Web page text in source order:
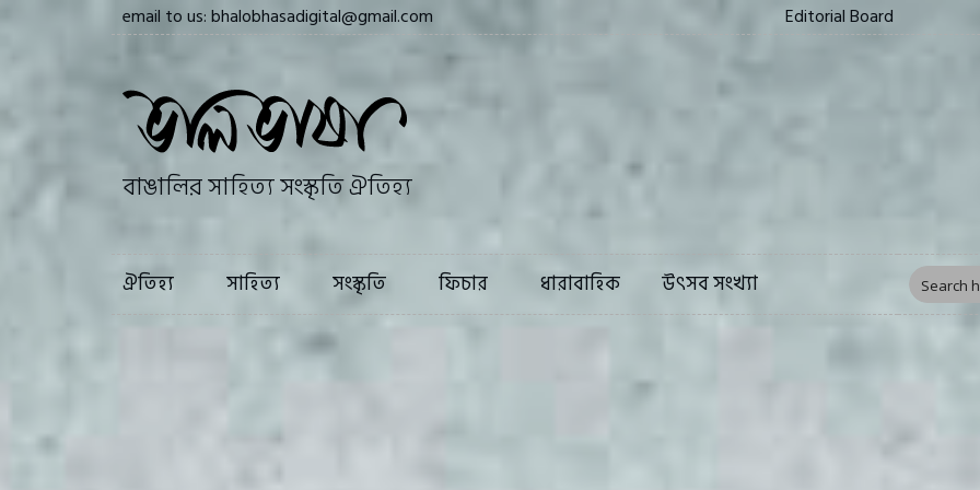
ঐতিহ্য সাহিত্য সংস্কৃতি ধারাবাহিক উৎসব
email to us: bhalobhasadigital@gmail.com Editorial Board
বাঙালির সাহিত্য সংস্কৃতি ঐতিহ্য
ঐতিহ্য সাহিত্য সংস্কৃতি ফিচার ধারাবাহিক উৎসব সংখ্যা